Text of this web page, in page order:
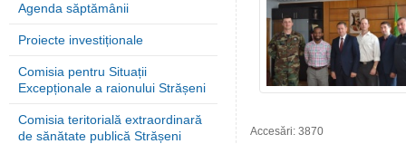
Agenda săptămânii
Proiecte investiționale
Comisia pentru Situații
Excepționale a raionului Strășeni
Comisia teritorială extraordinară
de sănătate publică Strășeni
Accesări: 3870